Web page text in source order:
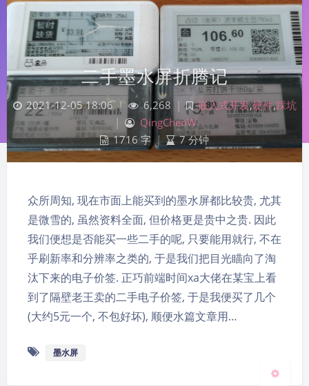
夜间模式
Sans Serif Serif
浅阴影
二手墨水屏折腾记
2021-12-05 18:06 | 6,268 嵌入式开发,硬件,踩坑
QingChenW
1716 字 | 7 分钟
众所周知, 现在市面上能买到的墨水屏都比较贵, 尤其
是微雪的, 虽然资料全面, 但价格更是贵中之贵. 因此
我们便想是否能买一些二手的呢, 只要能用就行, 不在
乎刷新率和分辨率之类的, 于是我们把目光瞄向了淘
汰下来的电子价签. 正巧前端时间xa大佬在某宝上看
到了隔壁老王卖的二手电子价签, 于是我便买了几个
(大约5元一个, 不包好坏), 顺便水篇文章用…
墨水屏